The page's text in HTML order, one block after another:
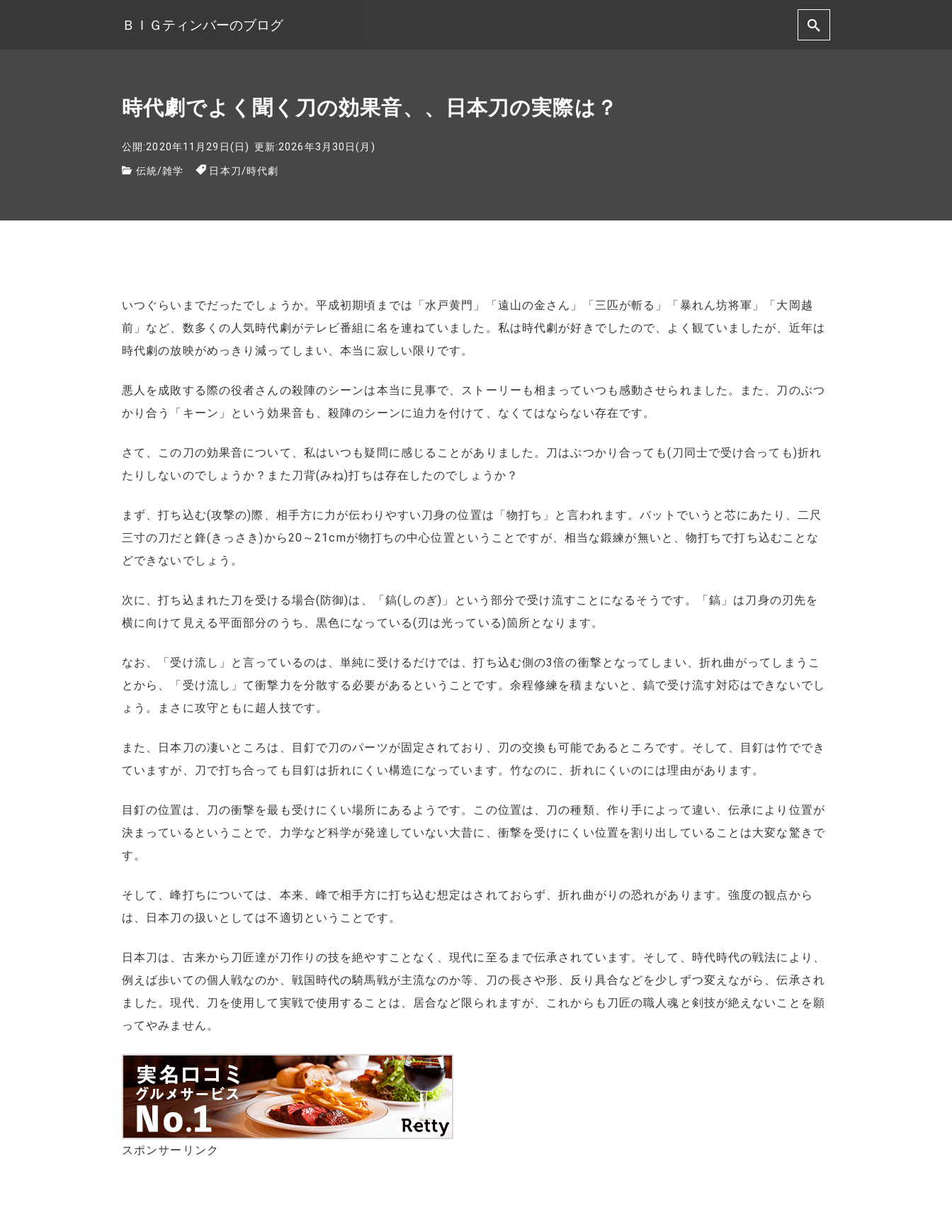
ＢＩＧティンバーのブログ
時代劇でよく聞く刀の効果音、、日本刀の実際は？
公開:2020年11月29日(日) 更新:2026年3月30日(月)
伝統/雑学 日本刀/時代劇
いつぐらいまでだったでしょうか。平成初期頃までは「水戸黄門」「遠山の金さん」「三匹が斬る」「暴れん坊将軍」「大岡越
前」など、数多くの人気時代劇がテレビ番組に名を連ねていました。私は時代劇が好きでしたので、よく観ていましたが、近年は
時代劇の放映がめっきり減ってしまい、本当に寂しい限りです。
悪人を成敗する際の役者さんの殺陣のシーンは本当に見事で、ストーリーも相まっていつも感動させられました。また、刀のぶつ
かり合う「キーン」という効果音も、殺陣のシーンに迫力を付けて、なくてはならない存在です。
さて、この刀の効果音について、私はいつも疑問に感じることがありました。刀はぶつかり合っても(刀同士で受け合っても)折れ
たりしないのでしょうか？また刀背(みね)打ちは存在したのでしょうか？
まず、打ち込む(攻撃の)際、相手方に力が伝わりやすい刀身の位置は「物打ち」と言われます。バットでいうと芯にあたり、二尺
三寸の刀だと鋒(きっさき)から20～21cmが物打ちの中心位置ということですが、相当な鍛練が無いと、物打ちで打ち込むことな
どできないでしょう。
次に、打ち込まれた刀を受ける場合(防御)は、「鎬(しのぎ)」という部分で受け流すことになるそうです。「鎬」は刀身の刃先を
横に向けて見える平面部分のうち、黒色になっている(刃は光っている)箇所となります。
なお、「受け流し」と言っているのは、単純に受けるだけでは、打ち込む側の3倍の衝撃となってしまい、折れ曲がってしまうこ
とから、「受け流し」て衝撃力を分散する必要があるということです。余程修練を積まないと、鎬で受け流す対応はできないでし
ょう。まさに攻守ともに超人技です。
また、日本刀の凄いところは、目釘で刀のパーツが固定されており、刃の交換も可能であるところです。そして、目釘は竹ででき
ていますが、刀で打ち合っても目釘は折れにくい構造になっています。竹なのに、折れにくいのには理由があります。
目釘の位置は、刀の衝撃を最も受けにくい場所にあるようです。この位置は、刀の種類、作り手によって違い、伝承により位置が
決まっているということで、力学など科学が発達していない大昔に、衝撃を受けにくい位置を割り出していることは大変な驚きで
す。
そして、峰打ちについては、本来、峰で相手方に打ち込む想定はされておらず、折れ曲がりの恐れがあります。強度の観点から
は、日本刀の扱いとしては不適切ということです。
日本刀は、古来から刀匠達が刀作りの技を絶やすことなく、現代に至るまで伝承されています。そして、時代時代の戦法により、
例えば歩いての個人戦なのか、戦国時代の騎馬戦が主流なのか等、刀の長さや形、反り具合などを少しずつ変えながら、伝承され
ました。現代、刀を使用して実戦で使用することは、居合など限られますが、これからも刀匠の職人魂と剣技が絶えないことを願
ってやみません。
スポンサーリンク